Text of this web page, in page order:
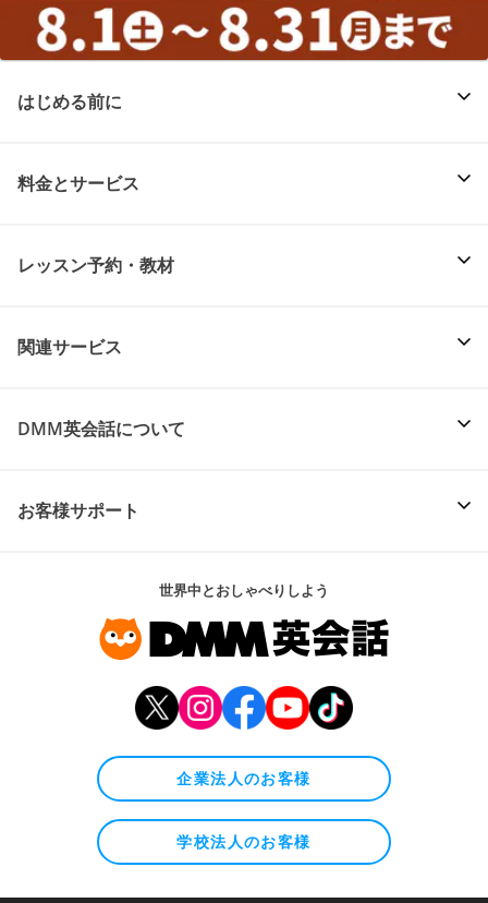
はじめる前に
料金とサービス
レッスン予約・教材
関連サービス
DMM英会話について
お客様サポート
世界中とおしゃべりしよう
企業法人のお客様
学校法人のお客様